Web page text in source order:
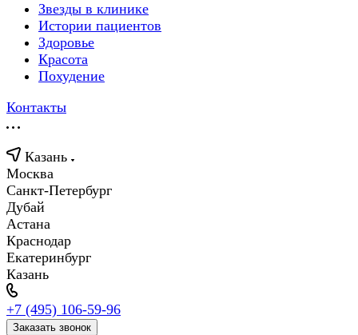
Звезды в клинике
Истории пациентов
Здоровье
Красота
Похудение
Контакты
Казань
Москва
Санкт-Петербург
Дубай
Астана
Краснодар
Екатеринбург
Казань
+7 (495) 106-59-96
Заказать звонок